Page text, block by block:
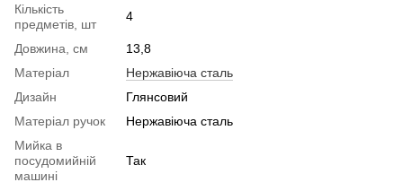
Кількість
предметів, шт
4
Довжина, см
13,8
Матеріал
Нержавіюча сталь
Дизайн
Глянсовий
Матеріал ручок
Нержавіюча сталь
Мийка в
посудомийній
машині
Так